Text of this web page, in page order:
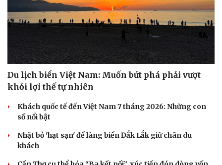
Du lịch biển Việt Nam: Muốn bứt phá phải vượt
khỏi lợi thế tự nhiên
Khách quốc tế đến Việt Nam 7 tháng 2026: Những con
số nổi bật
Nhặt bỏ 'hạt sạn' để làng biển Đắk Lắk giữ chân du
khách